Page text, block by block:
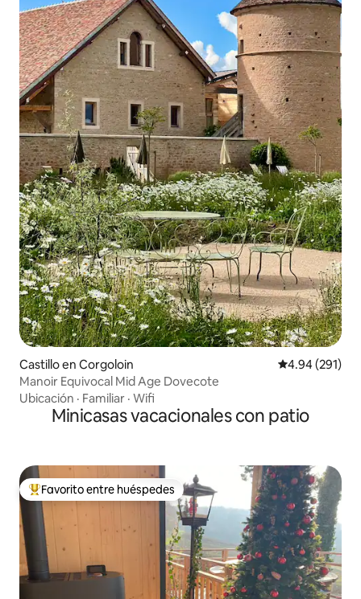
Castillo en Corgoloin Calificación
4.94 (291)
Manoir Equivocal Mid Age Dovecote
Ubicación · Familiar · Wifi
Minicasas vacacionales con patio
Favorito entre huéspedes preferido
Favorito entre huéspedes